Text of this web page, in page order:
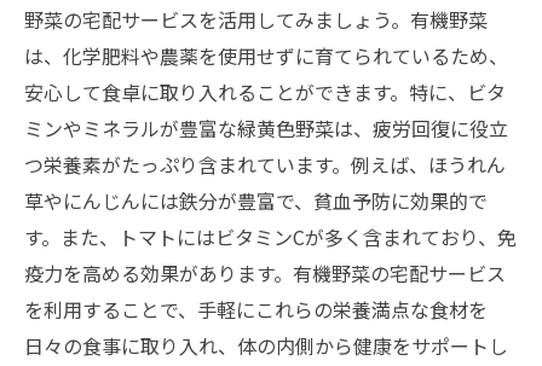
野菜の宅配サービスを活用してみましょう。有機野菜
は、化学肥料や農薬を使用せずに育てられているため、
安心して食卓に取り入れることができます。特に、ビタ
ミンやミネラルが豊富な緑黄色野菜は、疲労回復に役立
つ栄養素がたっぷり含まれています。例えば、ほうれん
草やにんじんには鉄分が豊富で、貧血予防に効果的で
す。また、トマトにはビタミンCが多く含まれており、免
疫力を高める効果があります。有機野菜の宅配サービス
を利用することで、手軽にこれらの栄養満点な食材を
日々の食事に取り入れ、体の内側から健康をサポートし